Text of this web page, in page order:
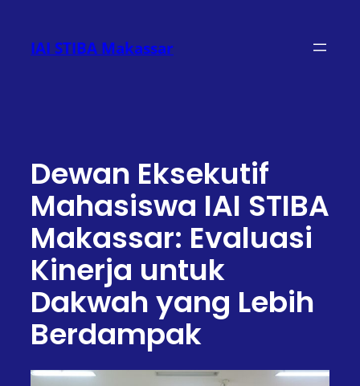
konten
IAI STIBA Makassar
Dewan Eksekutif
Mahasiswa IAI STIBA
Makassar: Evaluasi
Kinerja untuk
Dakwah yang Lebih
Berdampak